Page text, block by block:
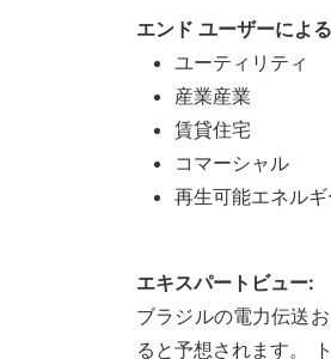
エンド ユーザーによ
ユーティリティ
産業産業
賃貸住宅
コマーシャル
再生可能エネルギ
エキスパートビュー:
ブラジルの電力伝送
ると予想されます。